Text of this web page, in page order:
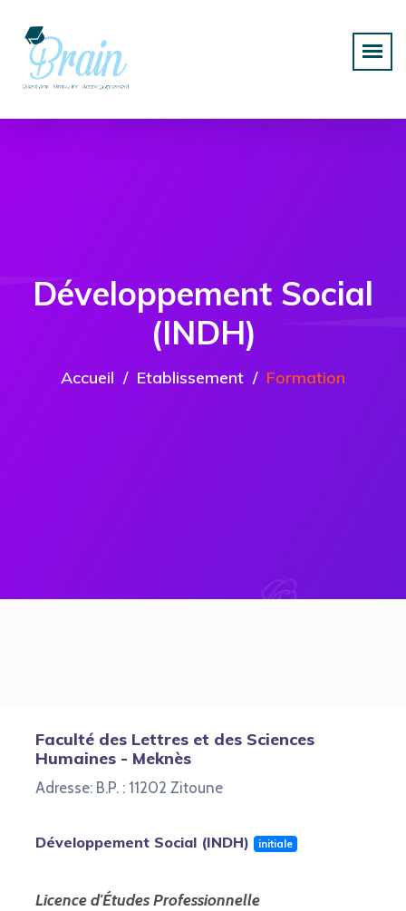
Développement Social
(INDH)
Accueil Etablissement Formation
Faculté des Lettres et des Sciences
Humaines - Meknès
Adresse: B.P. : 11202 Zitoune
Développement Social (INDH) initiale
Licence d'Études Professionnelle